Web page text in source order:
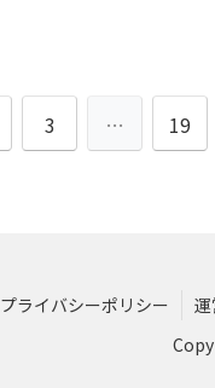
3 … 19
プライバシーポリシー